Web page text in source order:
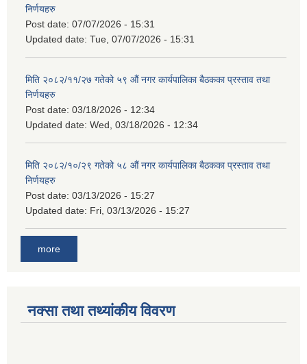
निर्णयहरु
Post date: 07/07/2026 - 15:31
Updated date: Tue, 07/07/2026 - 15:31
मिति २०८२/११/२७ गतेको ५९ औं नगर कार्यपालिका बैठकका प्रस्ताव तथा
निर्णयहरु
Post date: 03/18/2026 - 12:34
Updated date: Wed, 03/18/2026 - 12:34
मिति २०८२/१०/२९ गतेको ५८ औं नगर कार्यपालिका बैठकका प्रस्ताव तथा
निर्णयहरु
Post date: 03/13/2026 - 15:27
Updated date: Fri, 03/13/2026 - 15:27
more
नक्सा तथा तथ्यांकीय विवरण